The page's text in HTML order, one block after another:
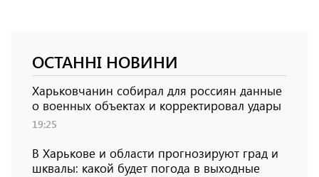
ОСТАННІ НОВИНИ
Харьковчанин собирал для россиян данные
о военных объектах и ​​корректировал удары
19:25
В Харькове и области прогнозируют град и
шквалы: какой будет погода в выходные